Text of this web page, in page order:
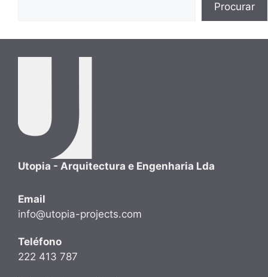
Procurar
Utopia - Arquitectura e Engenharia Lda
Email
info@utopia-projects.com
Teléfono
222 413 787